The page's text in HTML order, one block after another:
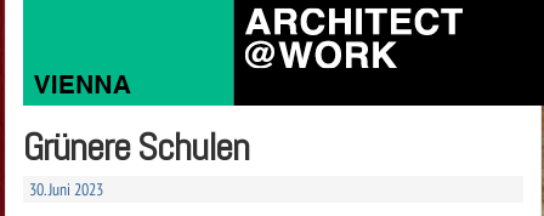
Grünere Schulen
30. Juni 2023